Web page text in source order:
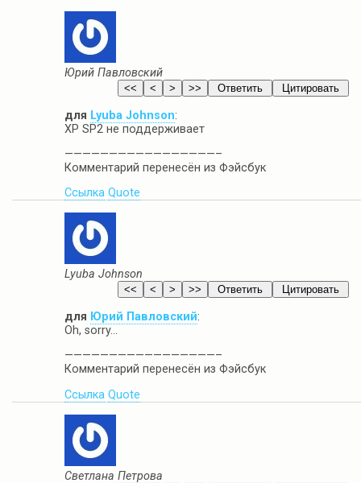
Юрий Павловский
для Lyuba Johnson:
XP SP2 не поддерживает
—————————————————–
Комментарий перенесён из Фэйсбук
Ссылка Quote
Lyuba Johnson
для Юрий Павловский:
Oh, sorry…
—————————————————–
Комментарий перенесён из Фэйсбук
Ссылка Quote
Светлана Петрова